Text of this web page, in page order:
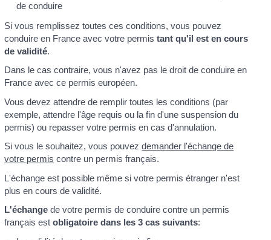
de conduire
Si vous remplissez toutes ces conditions, vous pouvez
conduire en France avec votre permistant qu'il est en cours
de validité.
Dans le cas contraire, vous n'avez pas le droit de conduire en
France avec ce permis européen.
Vous devez attendre de remplir toutes les conditions (par
exemple, attendre l'âge requis ou la fin d'une suspension du
permis) ou repasser votre permis en cas d'annulation.
Si vous le souhaitez, vous pouvezdemander l'échange de
votre permis contre un permis français.
L'échange est possible même si votre permis étranger n'est
plus en cours de validité.
L'échange de votre permis de conduire contre un permis
français estobligatoire dans les 3 cas suivants: